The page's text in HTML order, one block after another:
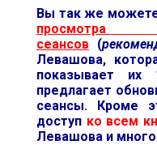
Вы так же можете
сеансов (
Левашова,
показывает
предлагает
сеансы. Кроме
доступ ко всем
Левашова и